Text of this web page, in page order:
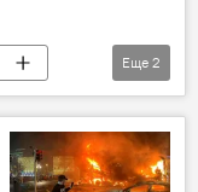
Еще 2